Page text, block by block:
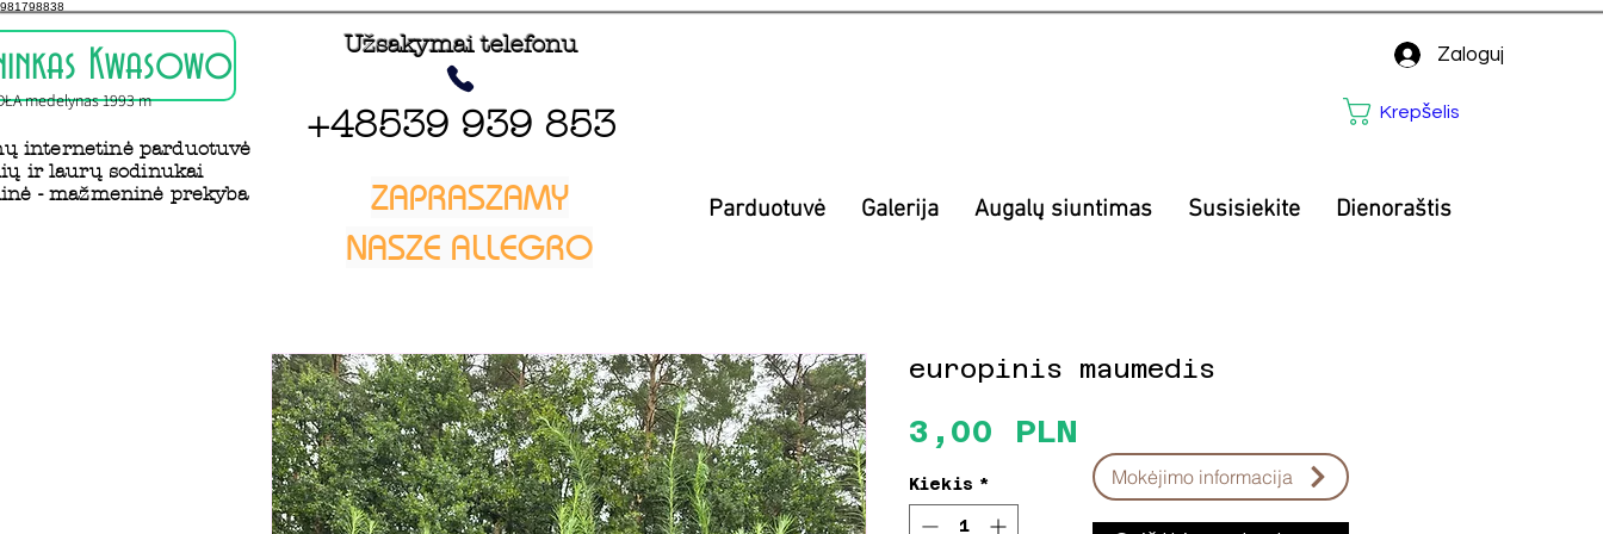
981798838
Kwasowo
medelynas 1993 m
internetinė parduotuvė
ir laurų sodinukai
- mažmeninė prekyba
Užsakymai telefonu
+48539 939 853
ZAPRASZAMY
NASZE ALLEGRO
Zaloguj
Krepšelis
Parduotuvė Galerija Augalų siuntimas Susisiekite Dienoraštis
europinis maumedis
3,00 PLN
Kiekis * Mokėjimo informacija